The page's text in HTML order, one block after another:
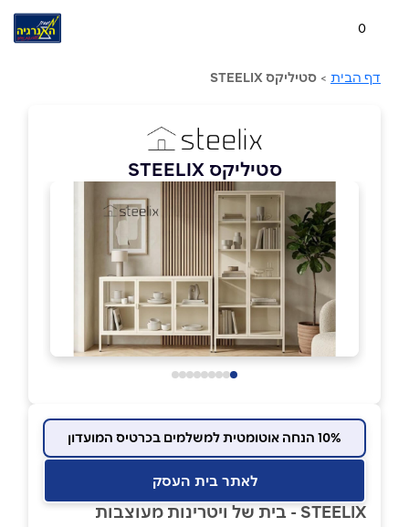
0
דף הבית > סטיליקס STEELIX
סטיליקס STEELIX
10% הנחה אוטומטית למשלמים בכרטיס המועדון
לאתר בית העסק
STEELIX - בית של ויטרינות מעוצבות